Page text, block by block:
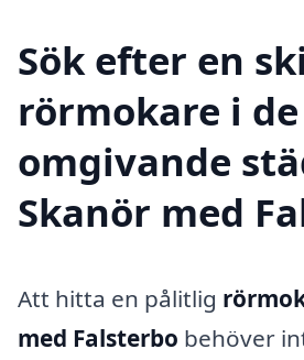
Sök efter en
rörmokare i de
omgivande
Skanör med
Att hitta en pålitlig
med Falsterbo behöver